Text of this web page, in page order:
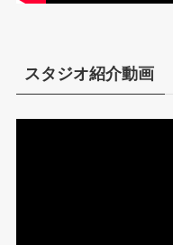
スタジオ紹介動画